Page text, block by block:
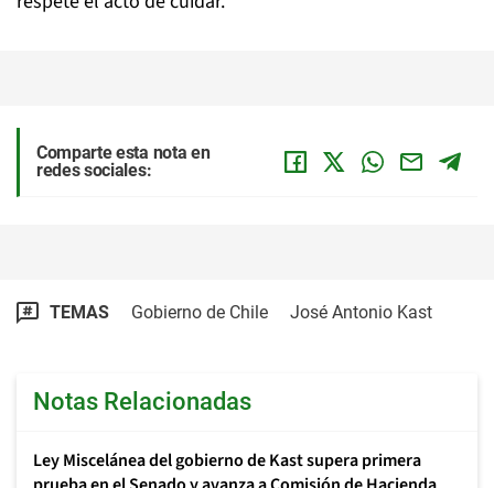
Comparte esta nota en
redes sociales:
TEMAS Gobierno de Chile José Antonio Kast
Notas Relacionadas
Ley Miscelánea del gobierno de Kast supera primera